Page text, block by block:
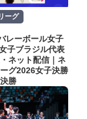
ーグ
レーボール女子
子ブラジル代表
・ネット配信｜ネ
グ2026女子決勝
勝